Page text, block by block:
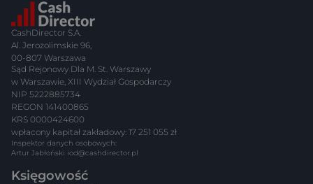
CashDirector S.A.
Al. Jerozolimskie 96,
00-807 Warszawa
Sąd Rejonowy Dla M. St. Warszawy
w Warszawie, XIII Wydział Gospodarczy
NIP 5222885734
REGON 141400865
KRS 0000424600
wpłacony kapitał zakładowy: 17 251 055 zł
Inspektor danych osobowych:
Artur Jabłoński iod@cashdirector.pl
Księgowość